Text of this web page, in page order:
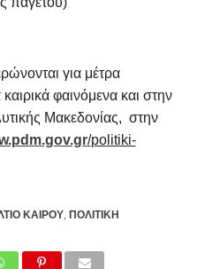
για μέτρα
φαινόμενα και στην
Μακεδονίας, στην
/politiki-
ΚΑΙΡΟΥ, ΠΟΛΙΤΙΚΉ